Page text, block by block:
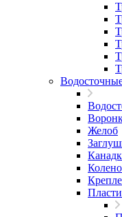
Желоб